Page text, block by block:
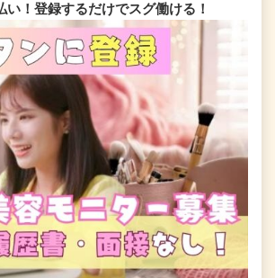
い！登録するだけでスグ働ける！